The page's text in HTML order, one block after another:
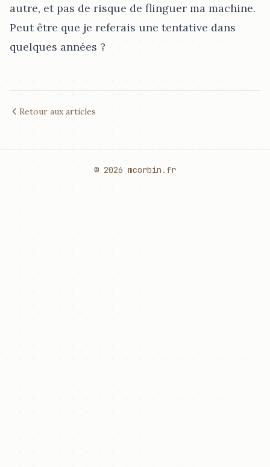
autre, et pas de risque de flinguer ma machine.
Peut être que je referais une tentative dans
quelques années ?
Retour aux articles
© 2026 mcorbin.fr